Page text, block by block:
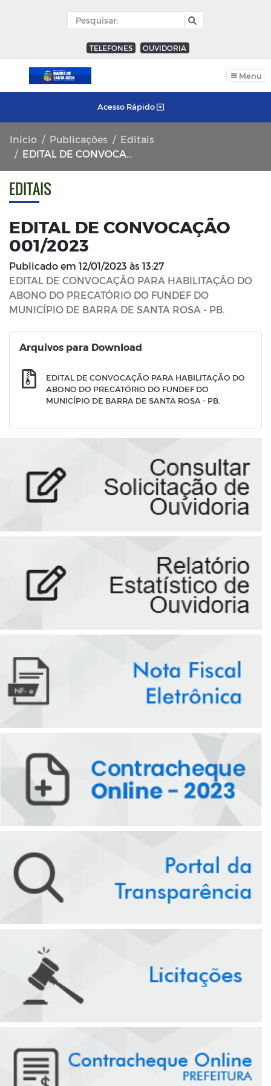
TELEFONES OUVIDORIA
Menu
Acesso Rápido
Início Publicações
Editais
EDITAL DE CONVOCAÇÃO 001/2023
EDITAIS
EDITAL DE CONVOCAÇÃO
001/2023
Publicado em 12/01/2023 às 13:27
EDITAL DE CONVOCAÇÃO PARA HABILITAÇÃO DO
ABONO DO PRECATÓRIO DO FUNDEF DO
MUNICÍPIO DE BARRA DE SANTA ROSA - PB.
Arquivos para Download
EDITAL DE CONVOCAÇÃO PARA HABILITAÇÃO DO
ABONO DO PRECATÓRIO DO FUNDEF DO
MUNICÍPIO DE BARRA DE SANTA ROSA - PB.